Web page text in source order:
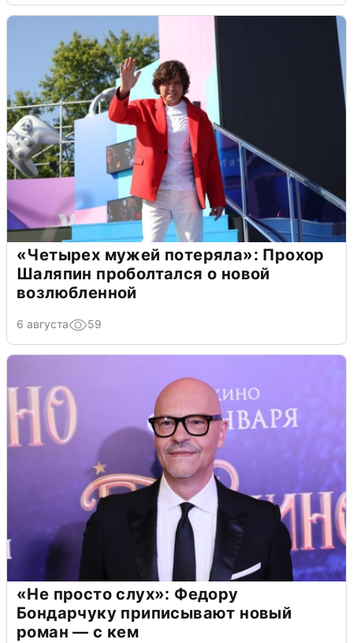
«Четырех мужей потеряла»: Прохор
Шаляпин проболтался о новой
возлюбленной
6 августа 59
«Не просто слух»: Федору
Бондарчуку приписывают новый
роман — с кем